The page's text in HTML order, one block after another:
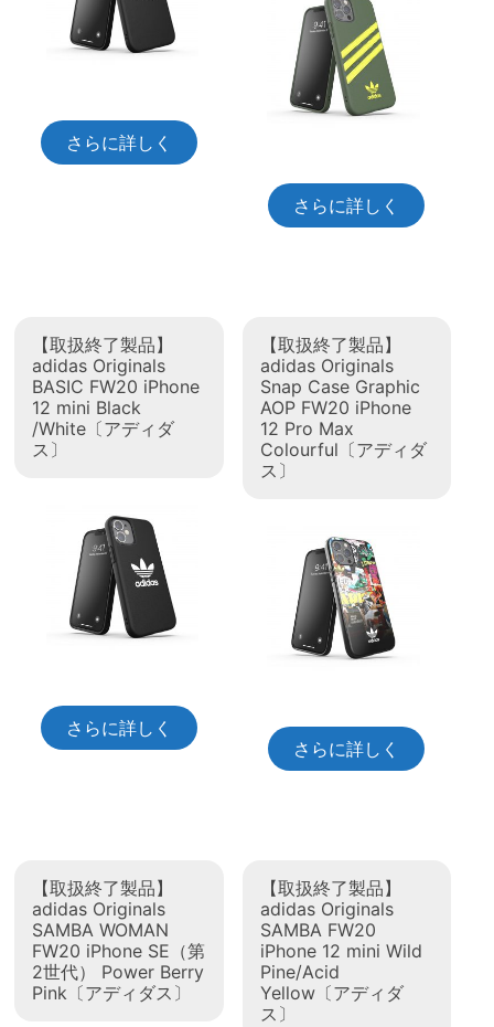
さらに詳しく
さらに詳しく
【取扱終了製品】
adidas Originals
BASIC FW20 iPhone
12 mini Black
/White〔アディダ
ス〕
さらに詳しく
【取扱終了製品】
adidas Originals
Snap Case Graphic
AOP FW20 iPhone
12 Pro Max
Colourful〔アディダ
ス〕
さらに詳しく
【取扱終了製品】
adidas Originals
SAMBA WOMAN
FW20 iPhone SE（第
2世代） Power Berry
Pink〔アディダス〕
【取扱終了製品】
adidas Originals
SAMBA FW20
iPhone 12 mini Wild
Pine/Acid
Yellow〔アディダ
ス〕